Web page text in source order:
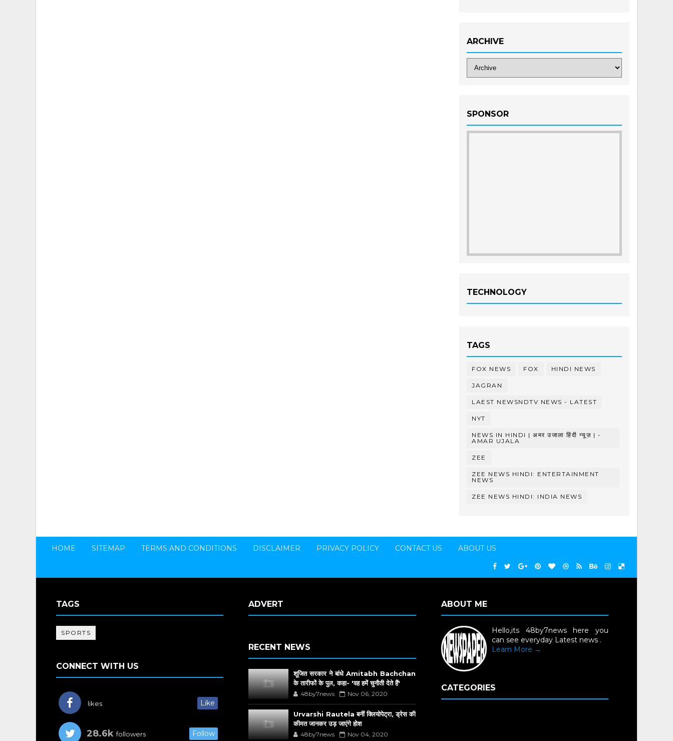
ARCHIVE
SPONSOR
TECHNOLOGY
TAGS
FOX NEWS FOX HINDI NEWS
JAGRAN
LAEST NEWSNDTV NEWS - LATEST
NYT
NEWS IN HINDI | अमर उजाला हिंदी न्यूज़ | -
AMAR UJALA
ZEE
ZEE NEWS HINDI: ENTERTAINMENT
NEWS
ZEE NEWS HINDI: INDIA NEWS
HOME SITEMAP TERMS AND CONDITIONS DISCLAIMER PRIVACY POLICY CONTACT US ABOUT US
TAGS
SPORTS
CONNECT WITH US
likes Like
28.6k followers Follow
ADVERT
RECENT NEWS
शूजित सरकार ने बांधे Amitabh Bachchan
के तारीफों के पुल, कहा- 'वह हमें चुनौती देते हैं'
48by7news Nov 06, 2020
Urvarshi Rautela बनीं क्लियोपेट्रा, ड्रेस की
कीमत जानकर उड़ जाएंगे होश
48by7news Nov 04, 2020
ABOUT ME
Hello,its 48by7news here you
can see everyday Latest news .
Learn More →
CATEGORIES